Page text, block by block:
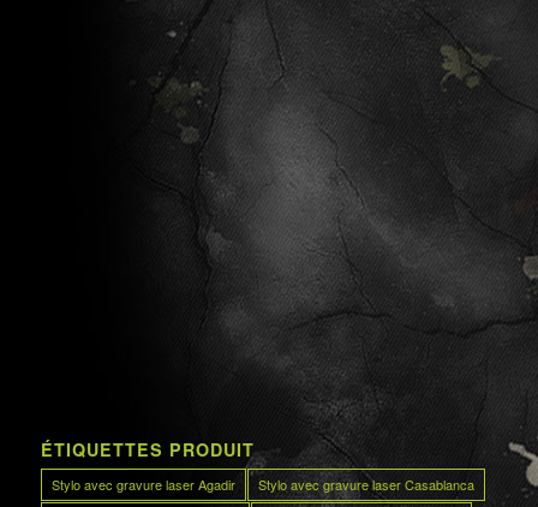
ÉTIQUETTES PRODUIT
Stylo avec gravure laser Agadir
Stylo avec gravure laser Casablanca